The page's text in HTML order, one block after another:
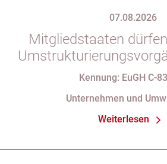
07.08.2026
Mitgliedstaaten
indirekten Steuern
Kennung: EuGH C-
Unternehmen und
Weiterlesen